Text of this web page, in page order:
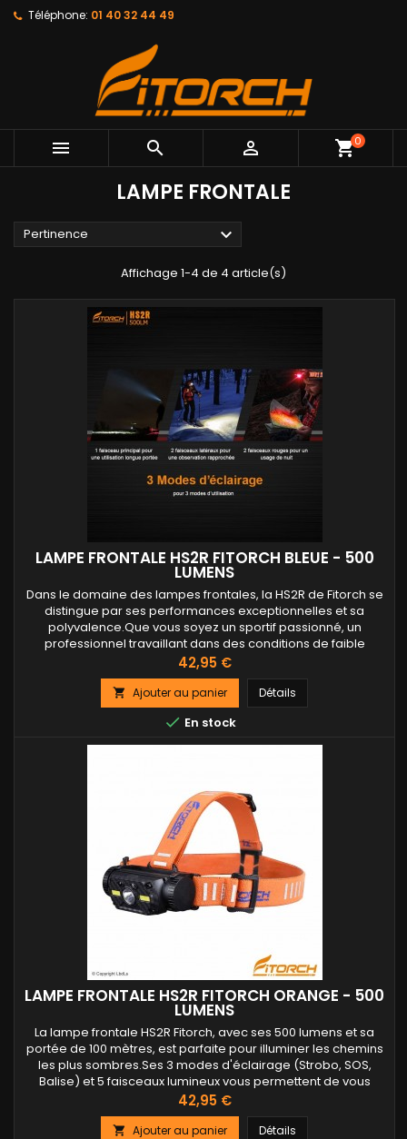
Téléphone: 01 40 32 44 49
   shopping_cart0
LAMPE FRONTALE
Pertinence 
Affichage 1-4 de 4 article(s)
LAMPE FRONTALE HS2R FITORCH BLEUE - 500
LUMENS
Dans le domaine des lampes frontales, la HS2R de Fitorch se
distingue par ses performances exceptionnelles et sa
polyvalence.Que vous soyez un sportif passionné, un
professionnel travaillant dans des conditions de faible
luminosité, ou simplement un amateur de plein air, cette
lampe frontale répondra à tous vos besoins.Avec une
puissance lumineuse de 500...
Prix
42,95 €
 Ajouter au panier Détails
 En stock
LAMPE FRONTALE HS2R FITORCH ORANGE - 500
LUMENS
La lampe frontale HS2R Fitorch, avec ses 500 lumens et sa
portée de 100 mètres, est parfaite pour illuminer les chemins
les plus sombres.Ses 3 modes d'éclairage (Strobo, SOS,
Balise) et 5 faisceaux lumineux vous permettent de vous
adapter à toutes les situations. Conçue pour le confort, elle
possède un bandeau réglable et un boîtier incliné pour un...
Prix
42,95 €
 Ajouter au panier Détails